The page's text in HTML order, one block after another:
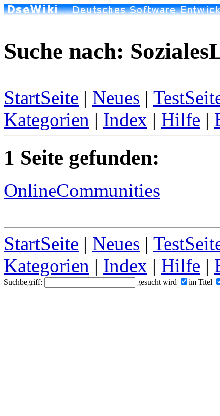
Suche nach:
StartSeite | Neues |
Kategorien | Index | Hilfe |
1 Seite gefunden:
OnlineCommunities
StartSeite | Neues |
Kategorien | Index | Hilfe |
Suchbegriff: gesucht wird im Titel